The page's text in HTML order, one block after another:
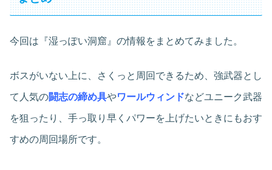
今回は『湿っぽい洞窟』の情報をまとめてみました。
ボスがいない上に、さくっと周回できるため、強武器とし
て人気の闘志の締め具やワールウィンドなどユニーク武器
を狙ったり、手っ取り早くパワーを上げたいときにもおす
すめの周回場所です。